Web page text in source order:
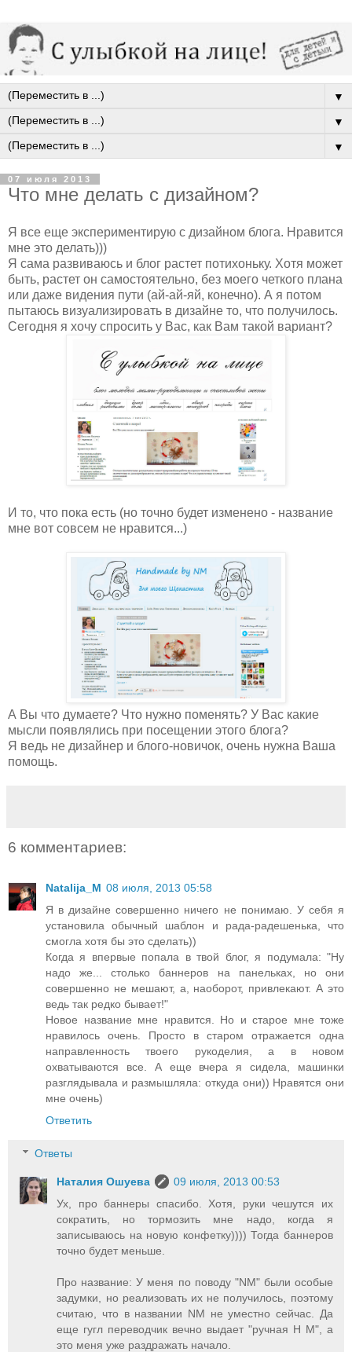
▼
▼
▼
07 июля 2013
Что мне делать с дизайном?
Я все еще экспериментирую с дизайном блога. Нравится
мне это делать)))
Я сама развиваюсь и блог растет потихоньку. Хотя может
быть, растет он самостоятельно, без моего четкого плана
или даже видения пути (ай-ай-яй, конечно). А я потом
пытаюсь визуализировать в дизайне то, что получилось.
Сегодня я хочу спросить у Вас, как Вам такой вариант?
И то, что пока есть (но точно будет изменено - название
мне вот совсем не нравится...)
А Вы что думаете? Что нужно поменять? У Вас какие
мысли появлялись при посещении этого блога?
Я ведь не дизайнер и блого-новичок, очень нужна Ваша
помощь.
6 комментариев:
Natalija_M 08 июля, 2013 05:58
Я в дизайне совершенно ничего не понимаю. У себя я
установила обычный шаблон и рада-радешенька, что
смогла хотя бы это сделать))
Когда я впервые попала в твой блог, я подумала: "Ну
надо же... столько баннеров на панельках, но они
совершенно не мешают, а, наоборот, привлекают. А это
ведь так редко бывает!"
Новое название мне нравится. Но и старое мне тоже
нравилось очень. Просто в старом отражается одна
направленность твоего рукоделия, а в новом
охватываются все. А еще вчера я сидела, машинки
разглядывала и размышляла: откуда они)) Нравятся они
мне очень)
Ответить
Ответы
Наталия Ошуева
09 июля, 2013 00:53
Ух, про баннеры спасибо. Хотя, руки чешутся их
сократить, но тормозить мне надо, когда я
записываюсь на новую конфетку)))) Тогда баннеров
точно будет меньше.
Про название: У меня по поводу "NM" были особые
задумки, но реализовать их не получилось, поэтому
считаю, что в названии NM не уместно сейчас. Да
еще гугл переводчик вечно выдает "ручная Н М", а
это меня уже раздражать начало.